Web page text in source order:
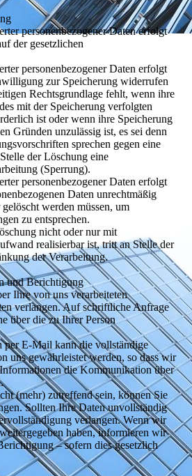
personenbezogener Daten erfolgt
der gesetzlichen
personenbezogener Daten erfolgt
zur Speicherung widerrufen
Rechtsgrundlage fehlt, wenn ihre
mit der Speicherung verfolgten
ist oder wenn ihre Speicherung
Gründen unzulässig ist, es sei denn
sprechen gegen eine
der Löschung eine
(Sperrung).
personenbezogener Daten erfolgt
Daten unrechtmäßig
werden müssen, um
zu entsprechen.
nicht oder nur mit
realisierbar ist, tritt an Stelle der
der Verarbeitung.
und Berichtigung
Ihre von uns verarbeiteten
verlangen. Auf schriftliche Anfrage
über die zu Ihrer Person
E-Mail kann die vollständige
uns gewährleistet werden, so dass wir
die Kommunikation über
(mehr) zutreffend sein, können Sie
Sollten Ihre Daten unvollständig
verlangen. Wenn wir
haben, informieren wir
– sofern dies gesetzlich